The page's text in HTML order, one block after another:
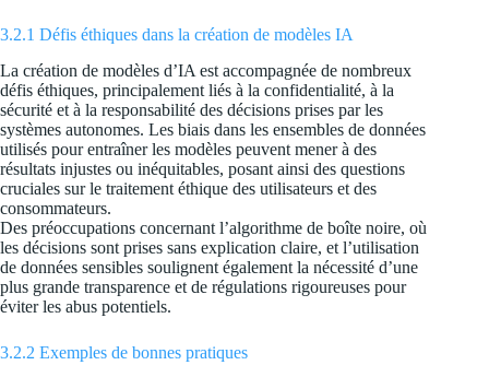
3.2.1 Défis éthiques dans la création de modèles IA
La création de modèles d’IA est accompagnée de nombreux
défis éthiques, principalement liés à la confidentialité, à la
sécurité et à la responsabilité des décisions prises par les
systèmes autonomes. Les biais dans les ensembles de données
utilisés pour entraîner les modèles peuvent mener à des
résultats injustes ou inéquitables, posant ainsi des questions
cruciales sur le traitement éthique des utilisateurs et des
consommateurs.
Des préoccupations concernant l’algorithme de boîte noire, où
les décisions sont prises sans explication claire, et l’utilisation
de données sensibles soulignent également la nécessité d’une
plus grande transparence et de régulations rigoureuses pour
éviter les abus potentiels.
3.2.2 Exemples de bonnes pratiques